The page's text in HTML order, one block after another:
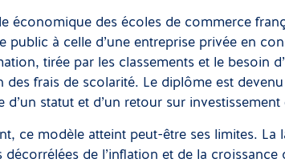
économique des écoles de commerce
public à celle d’une entreprise privée en
tirée par les classements et le besoin
des frais de scolarité. Le diplôme est
d’un statut et d’un retour sur investissement
ce modèle atteint peut-être ses limites. La
décorrélées de l’inflation et de la